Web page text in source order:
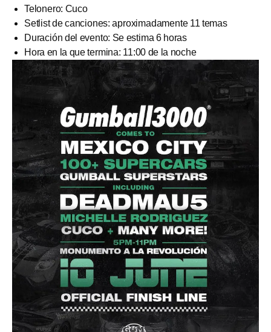
Telonero: Cuco
Setlist de canciones: aproximadamente 11 temas
Duración del evento: Se estima 6 horas
Hora en la que termina: 11:00 de la noche